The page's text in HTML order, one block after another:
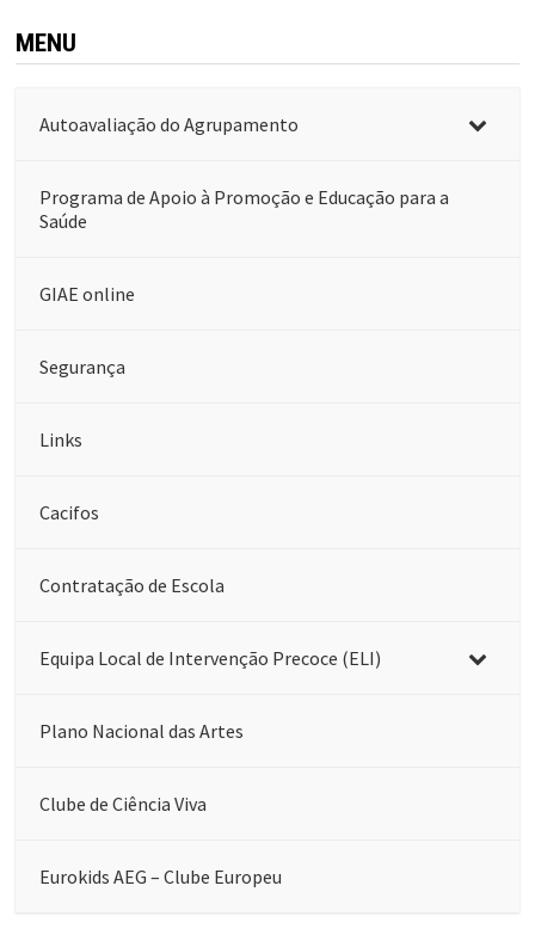
MENU
Autoavaliação do Agrupamento
Programa de Apoio à Promoção e Educação para a
Saúde
GIAE online
Segurança
Links
Cacifos
Contratação de Escola
Equipa Local de Intervenção Precoce (ELI)
Plano Nacional das Artes
Clube de Ciência Viva
Eurokids AEG – Clube Europeu